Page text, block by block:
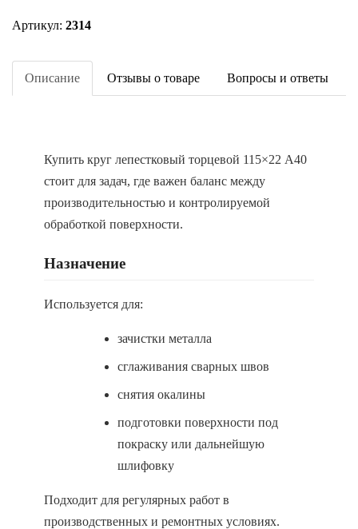
Артикул: 2314
Описание Отзывы о товаре Вопросы и ответы
Купить круг лепестковый торцевой 115×22 A40
стоит для задач, где важен баланс между
производительностью и контролируемой
обработкой поверхности.
Назначение
Используется для:
зачистки металла
сглаживания сварных швов
снятия окалины
подготовки поверхности под
покраску или дальнейшую
шлифовку
Подходит для регулярных работ в
производственных и ремонтных условиях.